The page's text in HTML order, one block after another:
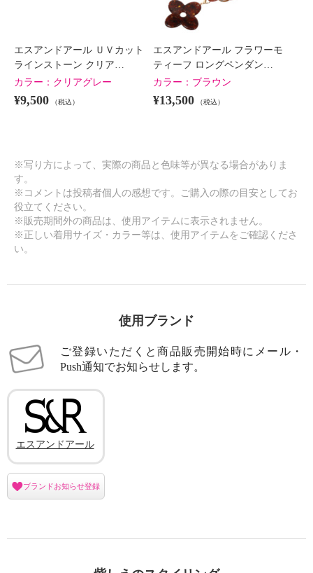
エスアンドアール ＵＶカット
ラインストーン クリア…
カラー： クリアグレー
¥9,500 （税込）
エスアンドアール フラワーモ
ティーフ ロングペンダン…
カラー： ブラウン
¥13,500 （税込）
※写り方によって、実際の商品と色味等が異なる場合がありま
す。
※コメントは投稿者個人の感想です。ご購入の際の目安としてお
役立てください。
※販売期間外の商品は、使用アイテムに表示されません。
※正しい着用サイズ・カラー等は、使用アイテムをご確認くださ
い。
使用ブランド
ご登録いただくと商品販売開始時にメール・
Push通知でお知らせします。
エスアンドアール
ブランドお知らせ登録